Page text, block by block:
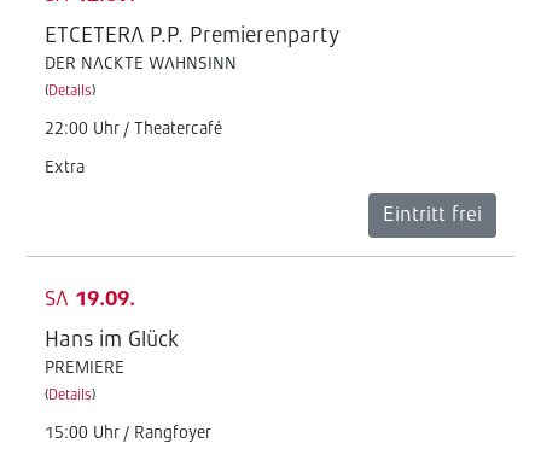
ETCETERA P.P. Premierenparty
DER NACKTE WAHNSINN
(Details)
22:00 Uhr / Theatercafé
Extra
Eintritt frei
SA 19.09.
Hans im Glück
PREMIERE
(Details)
15:00 Uhr / Rangfoyer